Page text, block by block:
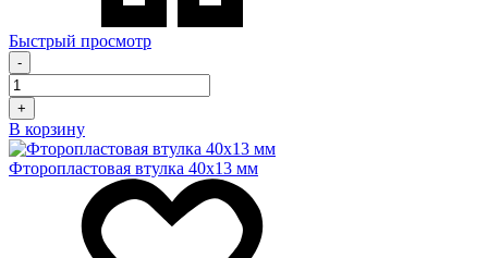
Быстрый просмотр
-
+
В корзину
Фторопластовая втулка 40x13 мм